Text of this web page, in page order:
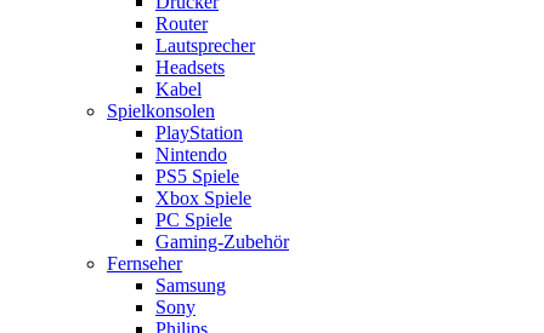
Router
Lautsprecher
Headsets
Kabel
Spielkonsolen
PlayStation
Nintendo
PS5 Spiele
Xbox Spiele
PC Spiele
Gaming-Zubehör
Fernseher
Samsung
Sony
Philips